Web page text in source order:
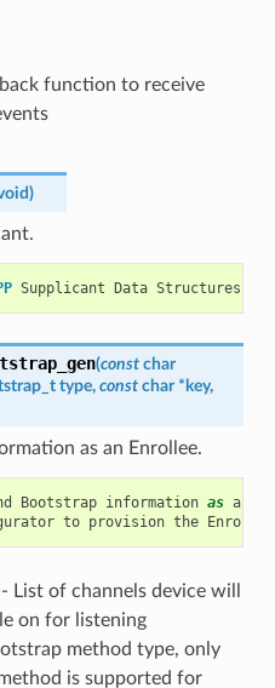
function to receive
)
Supplicant Data Structures
(const char
type, const char * key,
as an Enrollee.
Bootstrap information as an
to provision the Enrollee
List of channels device will
on for listening
method type, only
is supported for